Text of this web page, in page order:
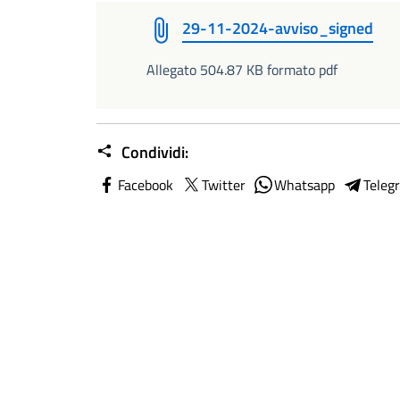
29-11-2024-avviso_signed
Allegato 504.87 KB formato pdf
Condividi:
Facebook Twitter Whatsapp